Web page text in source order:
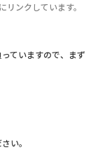
ンクしています。
ていますので、まず
い。